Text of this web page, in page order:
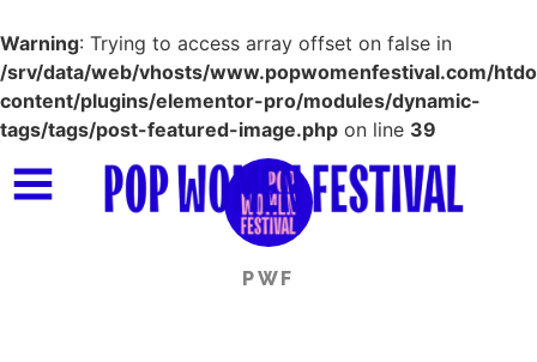
Warning: Trying to access array offset on false in
/srv/data/web/vhosts/www.popwomenfestival.com/
content/plugins/elementor-pro/modules/dynamic-
tags/tags/post-featured-image.php on line 39
PWF